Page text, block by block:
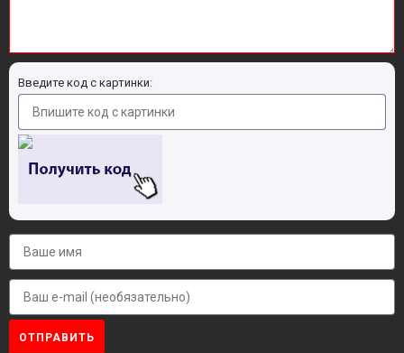
Введите код с картинки:
ОТПРАВИТЬ